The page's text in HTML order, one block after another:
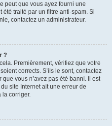
peut que vous ayez fourni une
traité par un filtre anti-spam. Si
contactez un administrateur.
?
Premièrement, vérifiez que votre
corrects. S’ils le sont, contactez
vous n’avez pas été banni. Il est
site Internet ait une erreur de
la corriger.